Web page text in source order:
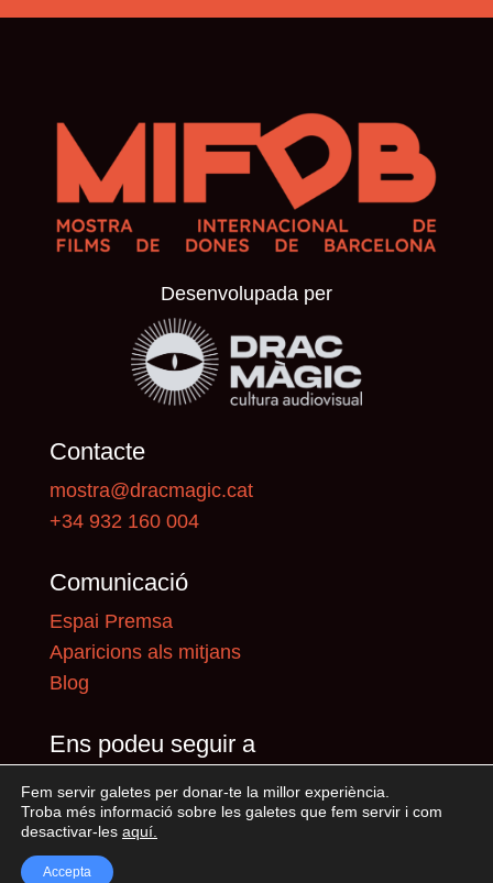
Desenvolupada per
Contacte
mostra@dracmagic.cat
+34 932 160 004
Comunicació
Espai Premsa
Aparicions als mitjans
Blog
Ens podeu seguir a
Fem servir galetes per donar-te la millor experiència.
Troba més informació sobre les galetes que fem servir i com
desactivar-les aquí
Accepta